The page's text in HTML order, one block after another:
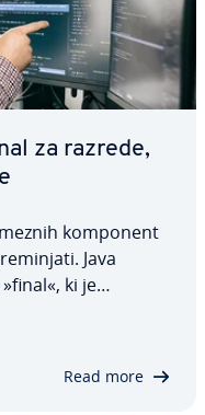
za razrede,
komponent
Java
ki je
Read more